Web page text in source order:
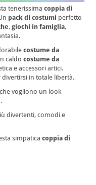
tenerissimacoppia di
pack di costumi perfetto
,giochi in famiglia,
costume da
caldocostume da
e accessori artici.
in totale libertà.
vogliono un look
divertenti, comodi e
simpaticacoppia di